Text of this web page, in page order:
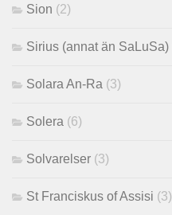
Sion (2)
Sirius (annat än SaLuSa)
Solara An-Ra (3)
Solera (6)
Solvarelser (3)
St Franciskus of Assisi (3)